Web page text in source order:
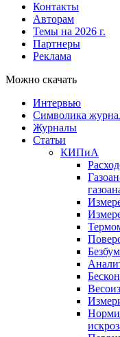
Контакты
Авторам
Темы на 2026 г.
Партнеры
Реклама
Можно скачать
Интервью
Символика
Журналы
Статьи
КИПиА